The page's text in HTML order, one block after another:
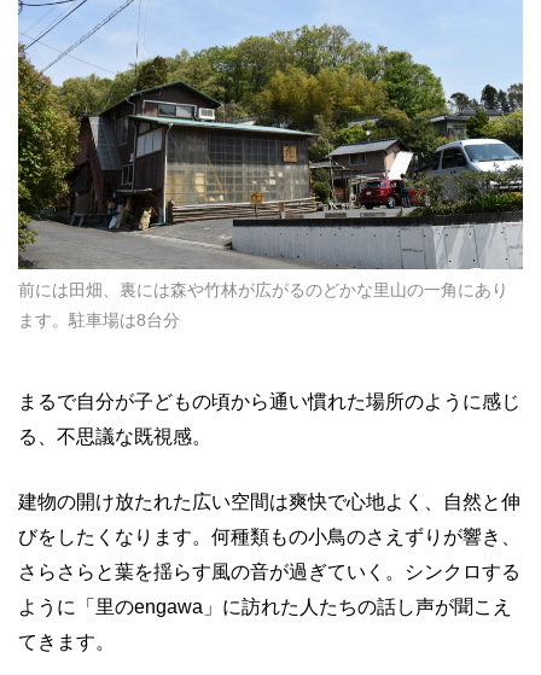
前には田畑、裏には森や竹林が広がるのどかな里山の一角にあり
ます。駐車場は8台分
まるで自分が子どもの頃から通い慣れた場所のように感じ
る、不思議な既視感。
建物の開け放たれた広い空間は爽快で心地よく、自然と伸
びをしたくなります。何種類もの小鳥のさえずりが響き、
さらさらと葉を揺らす風の音が過ぎていく。シンクロする
ように「里のengawa」に訪れた人たちの話し声が聞こえ
てきます。